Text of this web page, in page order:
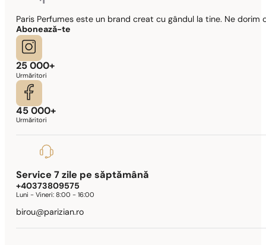
Paris Perfumes este un brand creat cu gândul la tine. Ne
Abonează-te
25 000+
Urmăritori
45 000+
Urmăritori
Service 7 zile pe săptămână
+40373809575
Luni - Vineri:8:00 - 16:00
birou@parizian.ro